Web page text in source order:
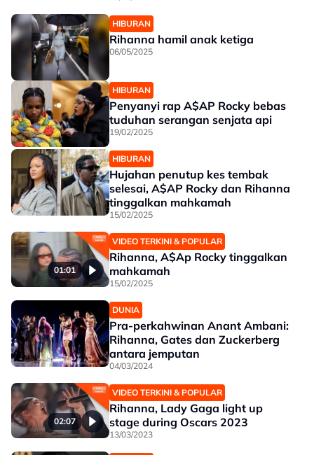
HIBURAN
Rihanna hamil anak ketiga
06/05/2025
HIBURAN
Penyanyi rap A$AP Rocky bebas
tuduhan serangan senjata api
19/02/2025
HIBURAN
Hujahan penutup kes tembak
selesai, A$AP Rocky dan Rihanna
tinggalkan mahkamah
15/02/2025
01:01
VIDEO TERKINI & POPULAR
Rihanna, A$Ap Rocky tinggalkan
mahkamah
15/02/2025
DUNIA
Pra-perkahwinan Anant Ambani:
Rihanna, Gates dan Zuckerberg
antara jemputan
04/03/2024
02:07
VIDEO TERKINI & POPULAR
Rihanna, Lady Gaga light up
stage during Oscars 2023
13/03/2023